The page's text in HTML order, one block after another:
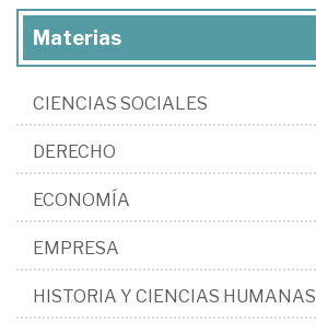
Materias
CIENCIAS SOCIALES
DERECHO
ECONOMÍA
EMPRESA
HISTORIA Y CIENCIAS HUMANAS